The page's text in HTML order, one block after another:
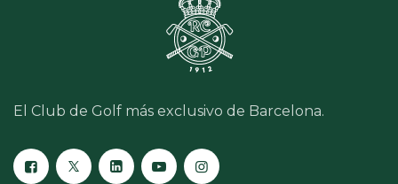
El Club de Golf más exclusivo de Barcelona.